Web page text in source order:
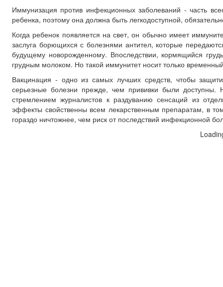
Иммунизация против инфекционных заболеваний - часть
ребенка, поэтому она должна быть легкодоступной,
Когда ребенок появляется на свет, он обычно имеет
заслуга борющихся с болезнями антител, которые
будущему новорожденному. Впоследствии, кормящийся
грудным молоком. Но такой иммунитет носит только
Вакцинация - одно из самых лучших средств, чтобы
серьезные болезни прежде, чем прививки были доступны.
стремлением журналистов к раздуванию сенсаций из
эффекты свойственны всем лекарственным препаратам, в
гораздо ничтожнее, чем риск от последствий инфекционной